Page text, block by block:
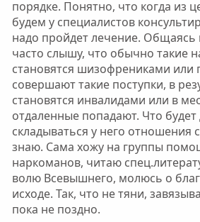
порядке. Понятно, что когда из
будем у специалистов
надо пройдет лечение.
часто слышу, что обычно такие
становятся шизофрениками или
совершают такие поступки, в
становятся инвалидами или в
отдаленные попадают. Что будет
складываться у него отношения
знаю. Сама хожу на группы
наркоманов, читаю
волю Всевышнего, молюсь о
исходе. Так, что не тяни,
пока не поздно.